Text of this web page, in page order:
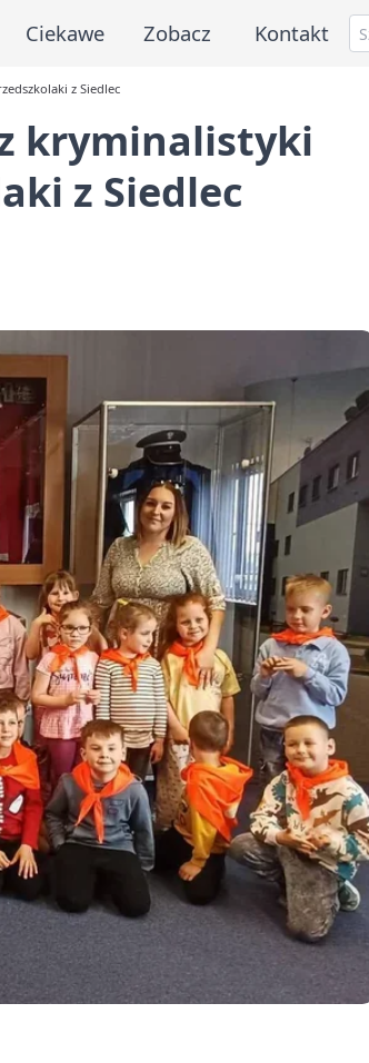
Ciekawe Zobacz Kontakt
z Siedlec
kryminalistyki
z Siedlec